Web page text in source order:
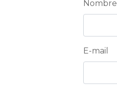
Nombre
E-mail